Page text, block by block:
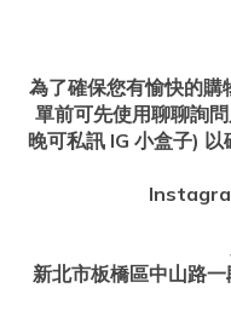
為了確保您有愉快的購
單前可先使用聊聊詢
晚可私訊 IG 小盒子) 以
新北市板橋區中山路